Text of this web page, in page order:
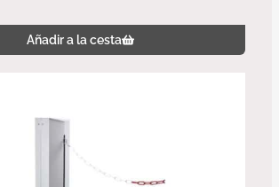
Añadir a la cesta